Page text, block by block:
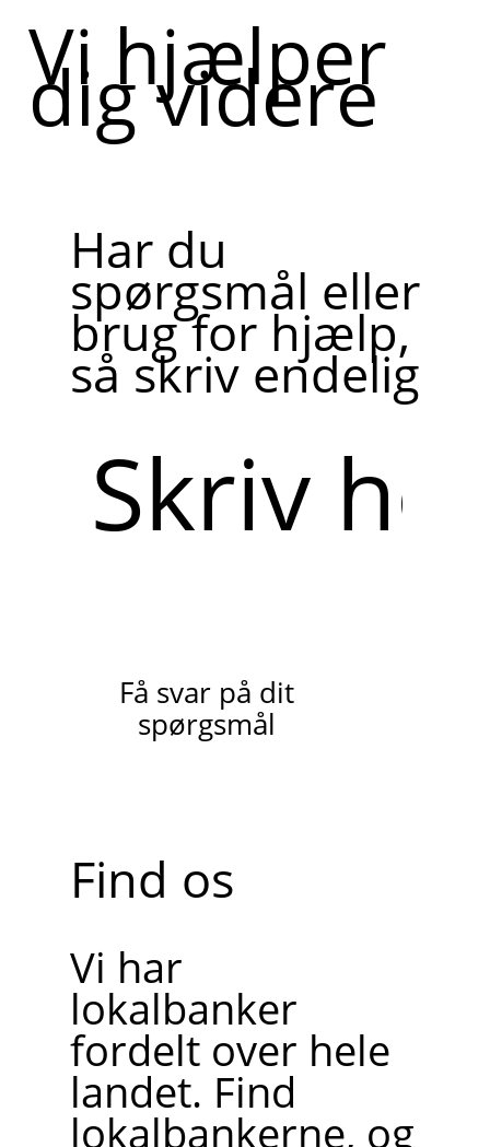
Vi hjælper
dig videre
Har du
spørgsmål eller
brug for hjælp,
så skriv endelig
her
Få svar på dit
spørgsmål
Find os
Vi har
lokalbanker
fordelt over hele
landet. Find
lokalbankerne, og